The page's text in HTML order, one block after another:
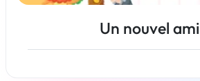
Un nouvel ami